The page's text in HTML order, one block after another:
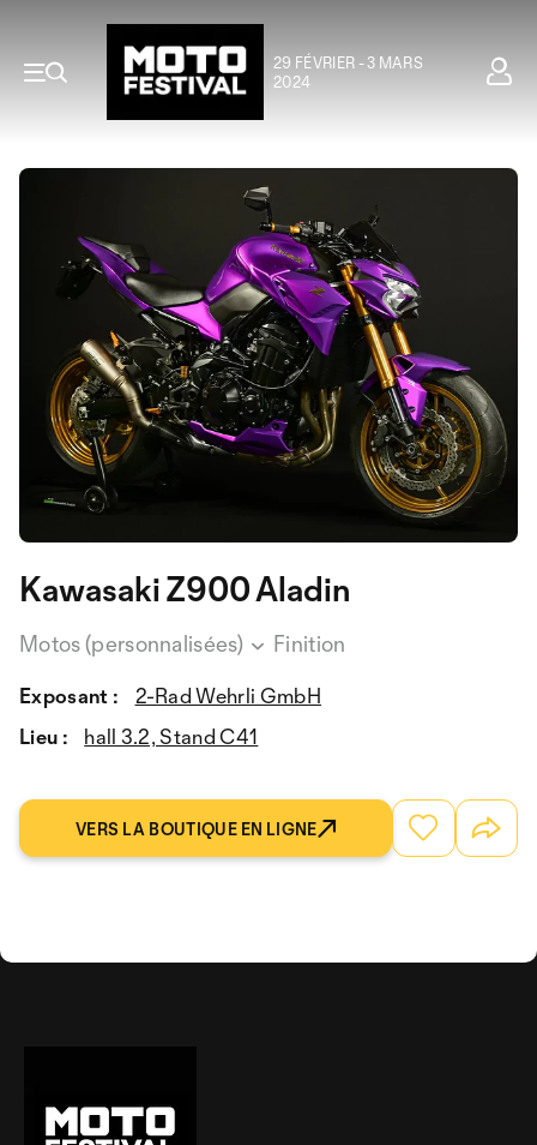
29 FÉVRIER - 3 MARS
2024
Kawasaki Z900 Aladin
Motos (personnalisées) Finition
Exposant :
2-Rad Wehrli GmbH
Lieu :
hall 3.2, Stand C41
VERS LA BOUTIQUE EN LIGNE